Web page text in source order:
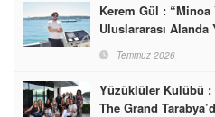
Kerem Gül : “Minoa
Uluslararası
Markası Olacak”
Temmuz 2026
Yüzüklüler Kulübü :
The Grand